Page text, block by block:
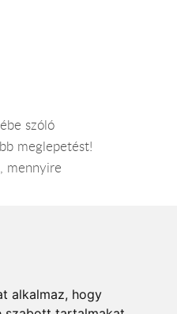
alkalmaz, hogy
szóló
meglepetést!
mennyire
a